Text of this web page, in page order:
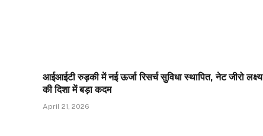
आईआईटी रुड़की में नई ऊर्जा रिसर्च सुविधा स्थापित, नेट जीरो लक्ष्य
की दिशा में बड़ा कदम
April 21, 2026